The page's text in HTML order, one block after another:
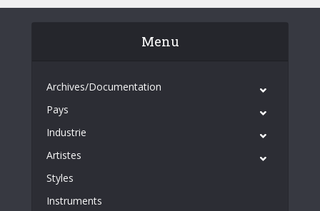
Menu
Archives/Documentation
Pays
Industrie
Artistes
Styles
Instruments